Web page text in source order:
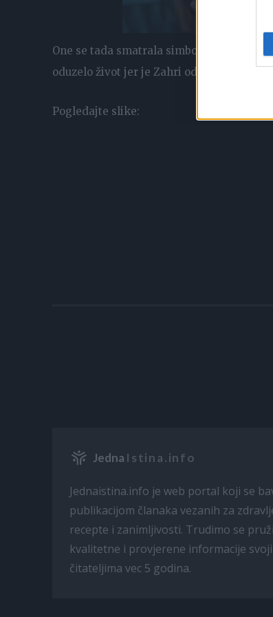
One se tada smatrala simbolom ljepote,
oduzelo život jer je Zahri odbila njihovu
Pogledajte slike:
Jedna Istina.info
Jednaistina.info je web portal koji se
publikacijom članaka vezanih za
recepte i zanimljivosti. Trudimo se
kvalitetne i provjerene informacije
čitateljima vec 5 godina.